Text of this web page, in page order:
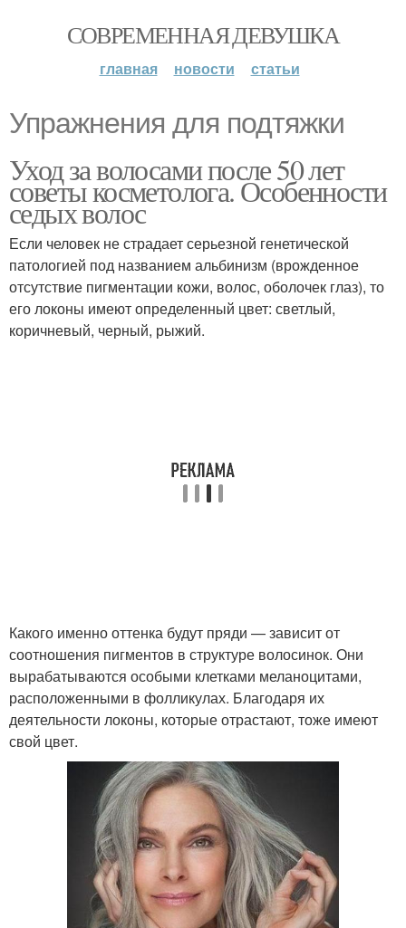
СОВРЕМЕННАЯ ДЕВУШКА
главная новости статьи
Упражнения для подтяжки
Уход за волосами после 50 лет
советы косметолога. Особенности
седых волос
Если человек не страдает серьезной генетической
патологией под названием альбинизм (врожденное
отсутствие пигментации кожи, волос, оболочек глаз), то
его локоны имеют определенный цвет: светлый,
коричневый, черный, рыжий.
Какого именно оттенка будут пряди — зависит от
соотношения пигментов в структуре волосинок. Они
вырабатываются особыми клетками меланоцитами,
расположенными в фолликулах. Благодаря их
деятельности локоны, которые отрастают, тоже имеют
свой цвет.